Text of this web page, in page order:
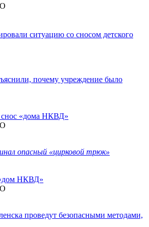
ситуацию со сносом детского
почему учреждение было
снос «дома НКВД»
опасный «цирковой трюк»
НКВД»
проведут безопасными методами,